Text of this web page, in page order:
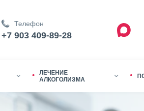
Телефон
+7 903 409-89-28
ЛЕЧЕНИЕ
АЛКОГОЛИЗМА